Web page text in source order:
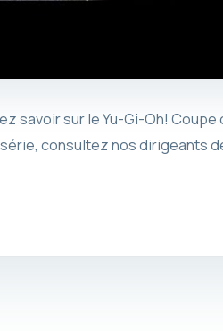
savoir sur le Yu-Gi-Oh!
consultez nos dirigeants